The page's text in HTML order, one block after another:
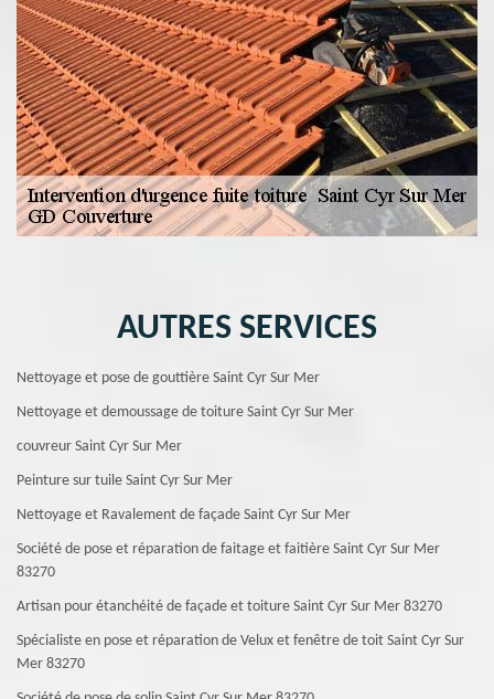
AUTRES SERVICES
Nettoyage et pose de gouttière Saint Cyr Sur Mer
Nettoyage et demoussage de toiture Saint Cyr Sur Mer
couvreur Saint Cyr Sur Mer
Peinture sur tuile Saint Cyr Sur Mer
Nettoyage et Ravalement de façade Saint Cyr Sur Mer
Société de pose et réparation de faitage et faitière Saint Cyr Sur Mer
83270
Artisan pour étanchéité de façade et toiture Saint Cyr Sur Mer 83270
Spécialiste en pose et réparation de Velux et fenêtre de toit Saint Cyr Sur
Mer 83270